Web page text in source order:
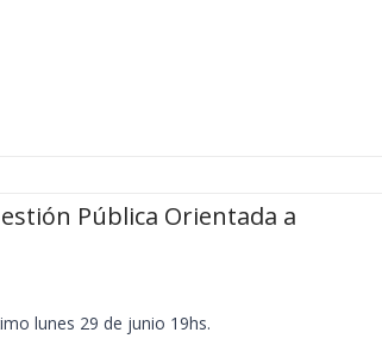
Pública Orientada a
lunes 29 de junio 19hs.